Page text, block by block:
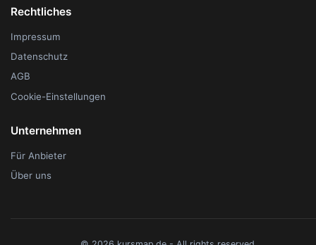
Rechtliches
Impressum
Datenschutz
AGB
Cookie-Einstellungen
Unternehmen
Für Anbieter
Über uns